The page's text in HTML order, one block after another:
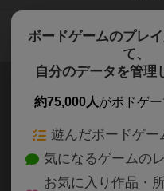
サイドリアル
Sidereal Confluence: Trading
ボードゲームのプレ
て、
自分のデータを管理
約75,000人がボドゲー
遊んだボードゲー
気になるゲームの
お気に入り作品・